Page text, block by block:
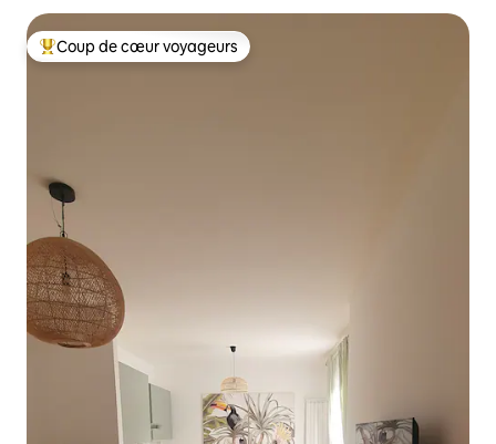
Coup de cœur voyageurs parmi les plus aimés
Coup de cœur voyageurs